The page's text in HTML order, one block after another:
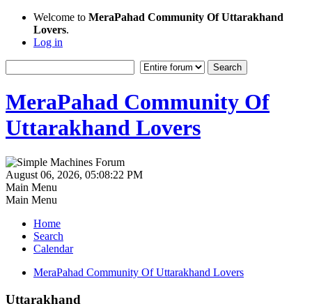
Welcome to MeraPahad Community Of Uttarakhand
Lovers.
Log in
MeraPahad Community Of
Uttarakhand Lovers
August 06, 2026, 05:08:22 PM
Main Menu
Main Menu
Home
Search
Calendar
MeraPahad Community Of Uttarakhand Lovers
Uttarakhand